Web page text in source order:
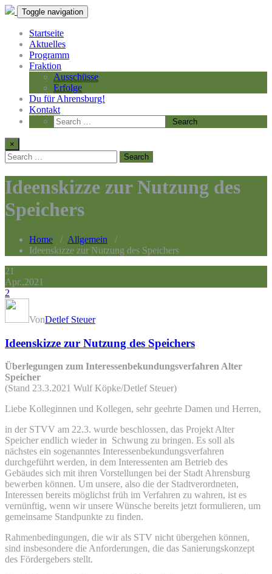
Toggle navigation
Startseite
Aktuelles
Programm
Fraktion
Ausschüsse
Erfolge
Du für Ahrensburg!
Kontakt
×
Ideenskizze zur Nutzung des
Speichers
Home / Allgemein /
Ideenskizze zur Nutzung des Speichers
21
Apr.,2021
2
VonDetlef Steuer
Ideenskizze zur Nutzung des Speichers
Überlegungen zum Interessenbekundungsverfahren Alter
Speicher
(Stand 23.3.2021 Wulf Köpke/Detlef Steuer)
Liebe Kolleginnen und Kollegen, sehr geehrte Damen und Herren,
in der STVV am 22.3. wurde beschlossen, das Projekt Alter
Speicher endlich wieder in Schwung zu bringen. Es soll als
nächstes ein sogenanntes Interessenbekundungsverfahren
durchgeführt werden, in dem Interessenten am Betrieb des
Gebäudes sich mit ihren Vorstellungen bei der Stadt Ahrensburg
bewerben können. Um unsere, also die der Stadtverordneten,
Interessen bereits möglichst früh im Verfahren zu wahren, ist es
vernünftig, wenn wir unsere Wünsche bereits jetzt formulieren, um
gemeinsame Standpunkte zu finden.
Rahmenbedingungen, die wir als STV nicht übergehen können,
sind insbesondere die Anforderungen, die das Sanierungskonzept
des Fördergebers stellt.